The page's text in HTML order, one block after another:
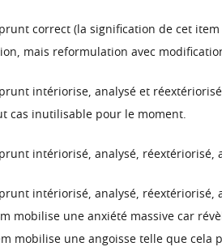
correct (la signification de cet
mais reformulation avec
intériorise, analysé et
cas inutilisable pour le moment.
intériorisé, analysé, réextériorisé,
intériorisé, analysé, réextériorisé,
mobilise une anxiété massive car
mobilise une angoisse telle que